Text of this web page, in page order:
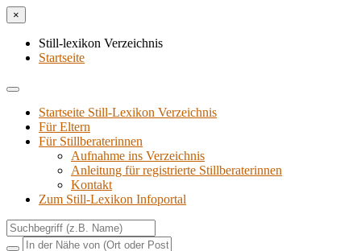
×
Still-lexikon Verzeichnis
Startseite
Startseite Still-Lexikon Verzeichnis
Für Eltern
Für Stillberaterinnen
Aufnahme ins Verzeichnis
Anlei­tung für regis­trier­te Stillberaterinnen
Kon­takt
Zum Still-Lexikon Infoportal